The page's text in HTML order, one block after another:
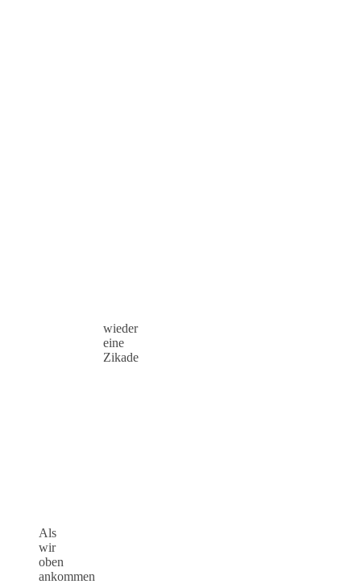
wieder
eine
Zikade
Als
wir
oben
ankommen